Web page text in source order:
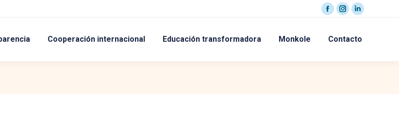
Facebook
opens
Instagram
opens
Linkedin
opens
Cooperación internacional Educación transformadora Monkole Contacto